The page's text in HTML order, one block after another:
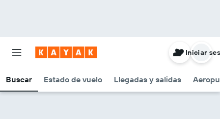
Buscar Estado de vuelo Llegadas y salidas
Iniciar